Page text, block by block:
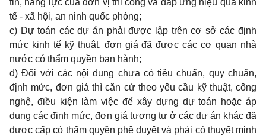
tin, năng lực của đơn vị thi công và đáp ứng hiệu quả kinh
tế - xã hội, an ninh quốc phòng;
c) Dự toán các dự án phải được lập trên cơ sở các định
mức kinh tế kỹ thuật, đơn giá đã được các cơ quan nhà
nước có thẩm quyền ban hành;
d) Đối với các nội dung chưa có tiêu chuẩn, quy chuẩn,
định mức, đơn giá thì căn cứ theo yêu cầu kỹ thuật, công
nghệ, điều kiện làm việc để xây dựng dự toán hoặc áp
dụng các định mức, đơn giá tương tự ở các dự án khác đã
được cấp có thẩm quyền phê duyệt và phải có thuyết minh